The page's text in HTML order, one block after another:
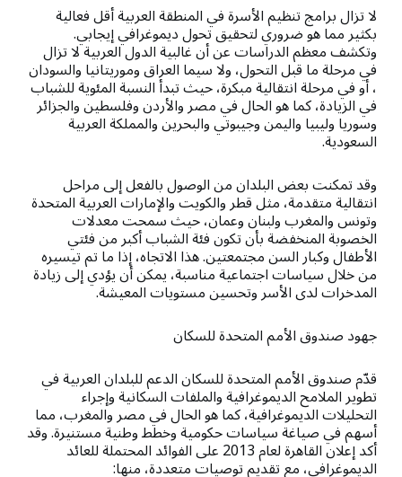
لا تزال برامج تنظيم الأسرة في المنطقة العربية أقل فعالية
بكثير مما هو ضروري لتحقيق تحول ديموغرافي إيجابي.
وتكشف معظم الدراسات عن أن غالبية الدول العربية لا تزال
في مرحلة ما قبل التحول، ولا سيما العراق وموريتانيا والسودان
، أو في مرحلة انتقالية مبكرة، حيث تبدأ النسبة المئوية للشباب
في الزيادة، كما هو الحال في مصر والأردن وفلسطين والجزائر
وسوريا وليبيا واليمن وجيبوتي والبحرين والمملكة العربية
السعودية.
وقد تمكنت بعض البلدان من الوصول بالفعل إلى مراحل
انتقالية متقدمة، مثل قطر والكويت والإمارات العربية المتحدة
وتونس والمغرب ولبنان وعمان، حيث سمحت معدلات
الخصوبة المنخفضة بأن تكون فئة الشباب أكبر من فئتي
الأطفال وكبار السن مجتمعتين. هذا الاتجاه، إذا ما تم تيسيره
من خلال سياسات اجتماعية مناسبة، يمكن أن يؤدي إلى زيادة
المدخرات لدى الأسر وتحسين مستويات المعيشة.
جهود صندوق الأمم المتحدة للسكان
قدّم صندوق الأمم المتحدة للسكان الدعم للبلدان العربية في
تطوير الملامح الديموغرافية والملفات السكانية وإجراء
التحليلات الديموغرافية، كما هو الحال في مصر والمغرب، مما
أسهم في صياغة سياسات حكومية وخطط وطنية مستنيرة. وقد
أكد إعلان القاهرة لعام 2013 على الفوائد المحتملة للعائد
الديموغرافي، مع تقديم توصيات متعددة، منها: